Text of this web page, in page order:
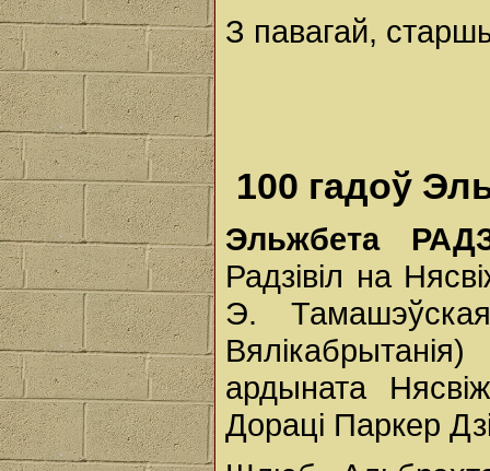
З павагай,
100 гадоў
Эльжбета
Радзівіл на
Э.
ардыната
Дораці Паркер